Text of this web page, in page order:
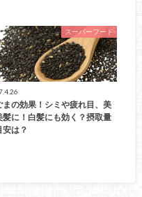
スーパーフード
まの効果！シミや疲れ目、美
髪に！白髪にも効く？摂取量
安は？